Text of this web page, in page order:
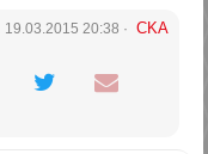
19.03.2015 20:38 CKA